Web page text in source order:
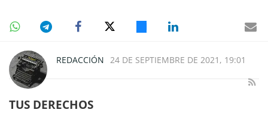
REDACCIÓN 24 DE SEPTIEMBRE DE 2021, 19:01
TUS DERECHOS